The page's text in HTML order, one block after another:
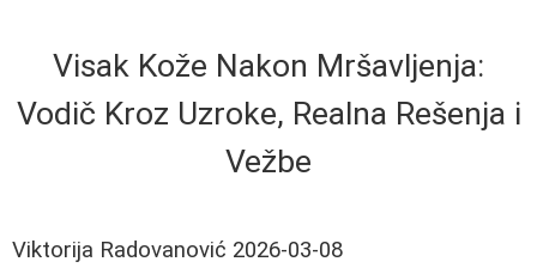
Visak Kože Nakon Mršavljenja:
Vodič Kroz Uzroke, Realna Rešenja i
Vežbe
Viktorija Radovanović 2026-03-08